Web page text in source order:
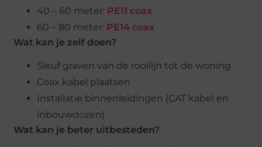
40 – 60 meter: PE11 coax
60 – 80 meter: PE14 coax
Wat kan je zelf doen?
Sleuf graven van de rooilijn tot de woning
Coax kabel plaatsen
Installatie binnenleidingen (CAT kabel en
inbouwdozen)
Wat kan je beter uitbesteden?